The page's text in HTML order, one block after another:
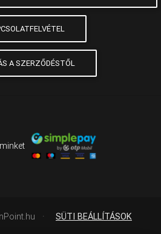
A SZERZŐDÉSTŐL
· SÜTI BEÁLLÍTÁSOK